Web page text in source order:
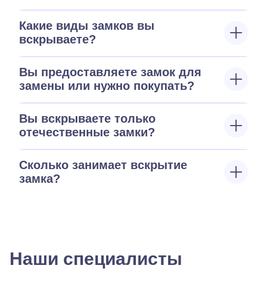
Какие виды замков вы
вскрываете?
Вы предоставляете замок для
замены или нужно покупать?
Вы вскрываете только
отечественные замки?
Сколько занимает вскрытие
замка?
Наши специалисты